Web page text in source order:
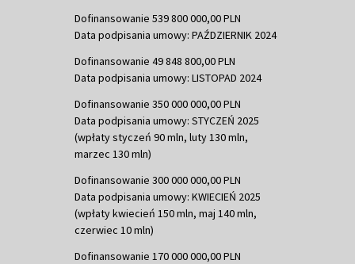
Dofinansowanie 539 800 000,00 PLN
Data podpisania umowy: PAŹDZIERNIK 2024
Dofinansowanie 49 848 800,00 PLN
Data podpisania umowy: LISTOPAD 2024
Dofinansowanie 350 000 000,00 PLN
Data podpisania umowy: STYCZEŃ 2025
(wpłaty styczeń 90 mln, luty 130 mln,
marzec 130 mln)
Dofinansowanie 300 000 000,00 PLN
Data podpisania umowy: KWIECIEŃ 2025
(wpłaty kwiecień 150 mln, maj 140 mln,
czerwiec 10 mln)
Dofinansowanie 170 000 000,00 PLN